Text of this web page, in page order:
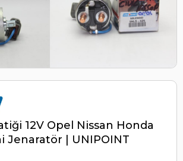
12V Opel Nissan Honda
Jenaratör | UNIPOINT